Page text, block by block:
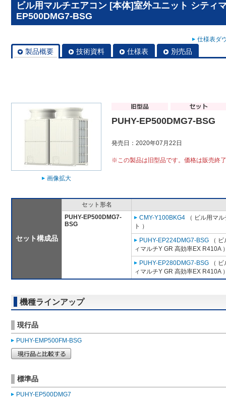
ビル用マルチエアコン [本体]室外ユニット シティ
EP500DMG7-BSG
仕様表ダ
製品概要 技術資料 仕様表 別売品
画像拡大
PUHY-EP500DMG7-BSG
発売日：2020年07月22日
※この製品は旧型品です。価格は販売終
セット構成品
セット形名
PUHY-EP500DMG7-
BSG
CMY-Y100BKG4 （ ビル用マ
ト ）
PUHY-EP224DMG7-BSG （
ィマルチY GR 高効率EX R410A
PUHY-EP280DMG7-BSG （
ィマルチY GR 高効率EX R410A
機種ラインアップ
現行品
PUHY-EMP500FM-BSG
標準品
PUHY-EP500DMG7